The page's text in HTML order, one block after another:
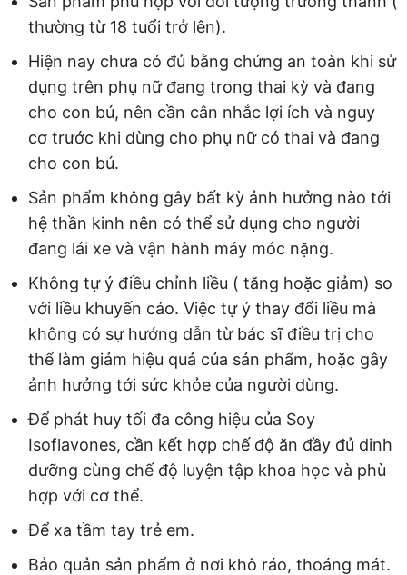
thường từ 18 tuổi trở lên).
Hiện nay chưa có đủ bằng chứng an toàn khi sử
dụng trên phụ nữ đang trong thai kỳ và đang
cho con bú, nên cần cân nhắc lợi ích và nguy
cơ trước khi dùng cho phụ nữ có thai và đang
cho con bú.
Sản phẩm không gây bất kỳ ảnh hưởng nào tới
hệ thần kinh nên có thể sử dụng cho người
đang lái xe và vận hành máy móc nặng.
Không tự ý điều chỉnh liều ( tăng hoặc giảm) so
với liều khuyến cáo. Việc tự ý thay đổi liều mà
không có sự hướng dẫn từ bác sĩ điều trị cho
thể làm giảm hiệu quả của sản phẩm, hoặc gây
ảnh hưởng tới sức khỏe của người dùng.
Để phát huy tối đa công hiệu của Soy
Isoflavones, cần kết hợp chế độ ăn đầy đủ dinh
dưỡng cùng chế độ luyện tập khoa học và phù
hợp với cơ thể.
Để xa tầm tay trẻ em.
Bảo quản sản phẩm ở nơi khô ráo, thoáng mát.